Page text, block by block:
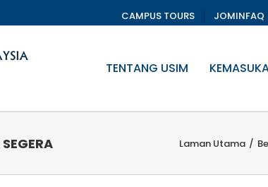
CAMPUS TOURS JOMINFAQ
TENTANG USIM
Laman Utama /